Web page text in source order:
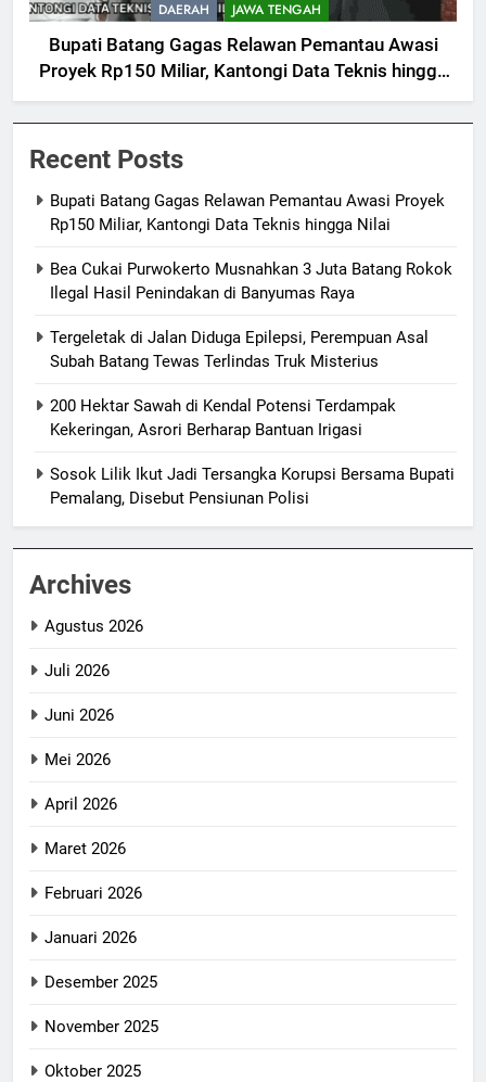
DAERAH JAWA TENGAH
Bupati Batang Gagas Relawan Pemantau Awasi
Proyek Rp150 Miliar, Kantongi Data Teknis hingga
Nilai
Recent Posts
Bupati Batang Gagas Relawan Pemantau Awasi Proyek
Rp150 Miliar, Kantongi Data Teknis hingga Nilai
Bea Cukai Purwokerto Musnahkan 3 Juta Batang Rokok
Ilegal Hasil Penindakan di Banyumas Raya
Tergeletak di Jalan Diduga Epilepsi, Perempuan Asal
Subah Batang Tewas Terlindas Truk Misterius
200 Hektar Sawah di Kendal Potensi Terdampak
Kekeringan, Asrori Berharap Bantuan Irigasi
Sosok Lilik Ikut Jadi Tersangka Korupsi Bersama Bupati
Pemalang, Disebut Pensiunan Polisi
Archives
Agustus 2026
Juli 2026
Juni 2026
Mei 2026
April 2026
Maret 2026
Februari 2026
Januari 2026
Desember 2025
November 2025
Oktober 2025